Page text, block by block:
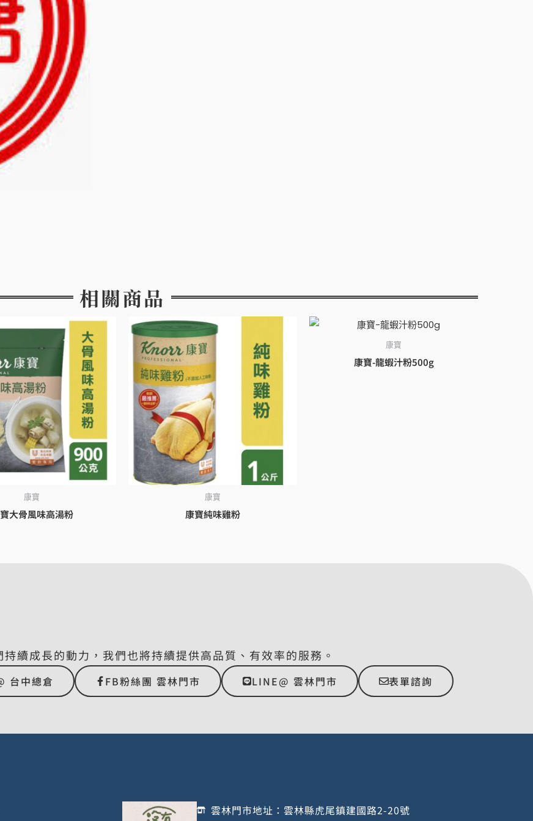
相關商品
康寶
大骨風味高湯粉
康寶
康寶純味雞粉
康寶
康寶-龍蝦汁粉500g
續成長的動力，我們也將持續提供高品質、有效率的服務。
台中總倉 FB粉絲團 雲林門市 LINE@ 雲林門市 表單諮詢
雲林門市地址：雲林縣虎尾鎮建國路2-20號